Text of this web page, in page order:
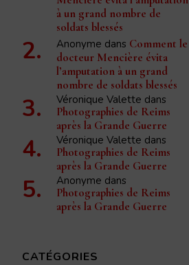
à un grand nombre de
soldats blessés
Anonyme dans Comment le
docteur Mencière évita
l’amputation à un grand
nombre de soldats blessés
Véronique Valette dans
Photographies de Reims
après la Grande Guerre
Véronique Valette dans
Photographies de Reims
après la Grande Guerre
Anonyme dans
Photographies de Reims
après la Grande Guerre
CATÉGORIES